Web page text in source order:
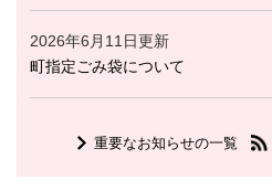
2026年6月11日更新
町指定ごみ袋について
重要なお知らせの一覧